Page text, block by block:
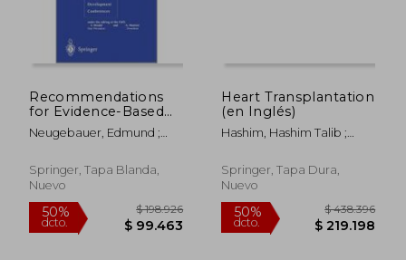
Recommendations
for Evidence-Based
Endoscopic Surgery:
The Updated Eaes
Development
Conferences (en
Neugebauer, Edmund ;
Springer, Tapa Blanda,
Nuevo
Heart Transplantation
(en Inglés)
Hashim, Hashim Talib ;
Giuseppe
Springer, Tapa Dura,
Nuevo